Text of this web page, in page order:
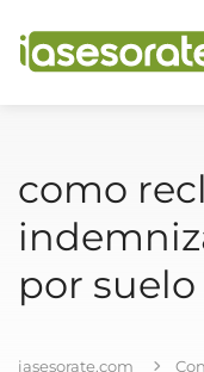
como
por
iasesorate.com